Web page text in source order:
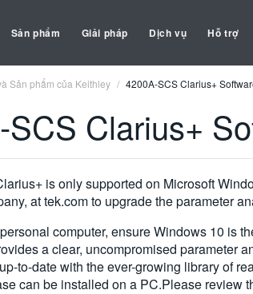
Sản phẩm Giải pháp Dịch vụ Hỗ trợ
Sản phẩm của Keithley 4200A-SCS Clarius+
SCS Clarius+
is only supported on Microsoft
at tek.com to upgrade the parameter
computer, ensure Windows 10 is
a clear, uncompromised parameter
to-date with the ever-growing library of
can be installed on a PC.Please review